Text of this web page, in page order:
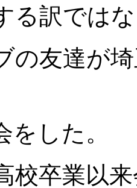
る訳では
の友達が
をした。
校卒業以